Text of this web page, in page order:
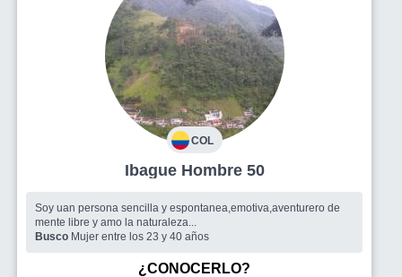
COL
Ibague Hombre 50
Soy uan persona sencilla y espontanea,emotiva,aventurero de
mente libre y amo la naturaleza...
Busco Mujer entre los 23 y 40 años
¿CONOCERLO?